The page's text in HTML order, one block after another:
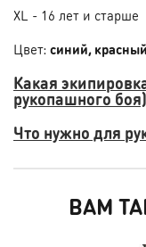
XL - 16 лет и старше
Цвет: синий,
Какая
рукопашного боя)
Что нужно для
ВАМ